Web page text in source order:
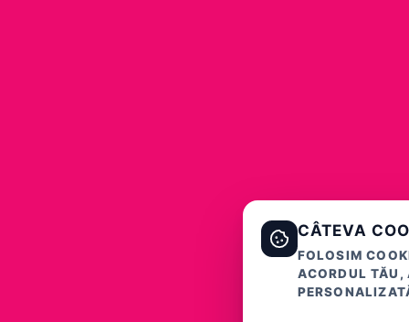
CÂTEVA
FOLOSIM
ACORDUL